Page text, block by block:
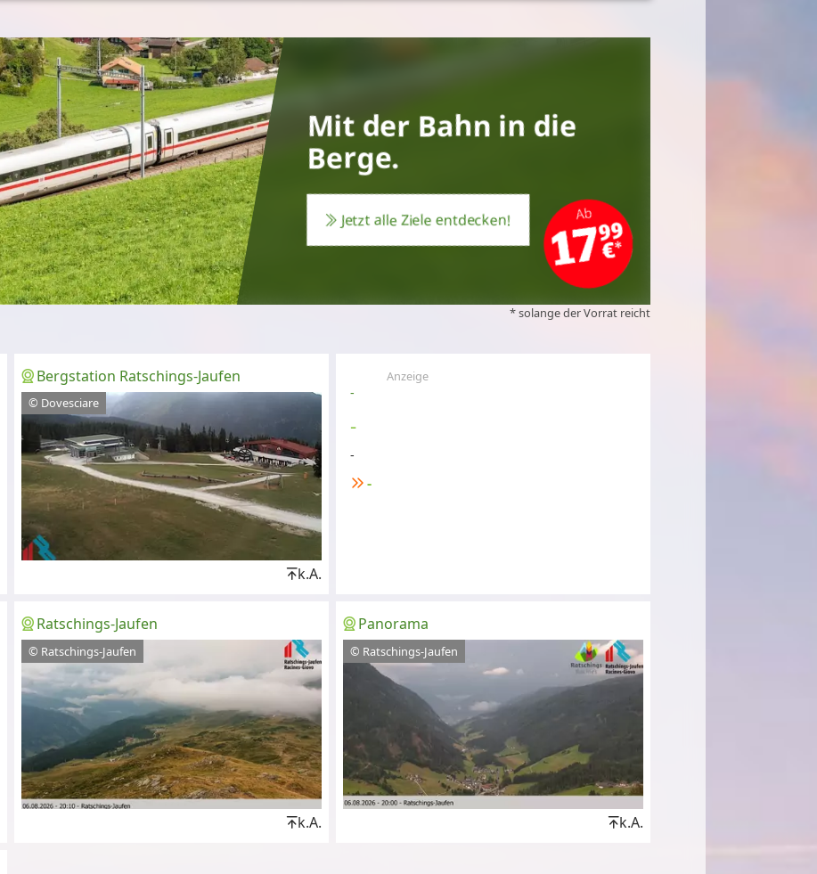
Mit der Bahn in die
Berge.
Jetzt alle Ziele entdecken!
* solange der Vorrat reicht
Bergstation Ratschings-Jaufen
© Dovesciare
k.A.
Anzeige
-
-
-
-
Ratschings-Jaufen
© Ratschings-Jaufen
k.A.
Panorama
© Ratschings-Jaufen
k.A.